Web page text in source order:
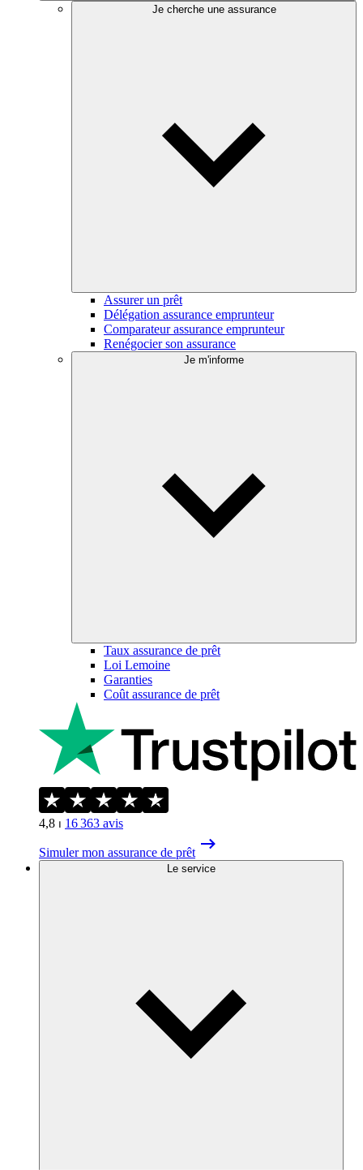
Je cherche une assurance
Assurer un prêt
Délégation assurance emprunteur
Comparateur assurance emprunteur
Renégocier son assurance
Je m'informe
Taux assurance de prêt
Loi Lemoine
Garanties
Coût assurance de prêt
4,8 ⏐ 16 363 avis
Simuler mon assurance de prêt
Le service